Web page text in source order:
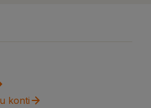
konti